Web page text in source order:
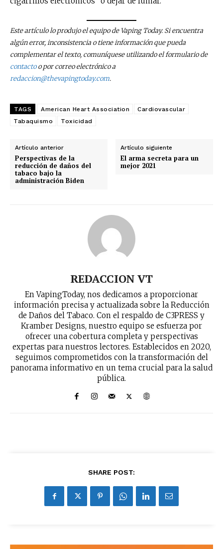
No te pierdas de las
Suscríbete a nuestro boletín diario y
Este artículo lo produjo el equipo de Vaping Today. Si encuentra
algún error, inconsistencia o tiene información que pueda
complementar el texto, comuníquese utilizando el formulario de
contactoo por correo electrónico a
redaccion@thevapingtoday.com.
TAGS American Heart Association
Cardiovascular
Tabaquismo
Toxicidad
Artículo anterior
Perspectivas de la
reducción de daños del
tabaco bajo la
administración Biden
Artículo siguiente
El arma secreta para un
mejor 2021
REDACCION VT
En VapingToday, nos dedicamos a proporcionar
información precisa y actualizada sobre la Reducción
de Daños del Tabaco. Con el respaldo de C3PRESS y
Kramber Designs, nuestro equipo se esfuerza por
ofrecer una cobertura completa y perspectivas
expertas para nuestros lectores. Establecidos en 2020,
seguimos comprometidos con la transformación del
panorama informativo en un tema crucial para la salud
pública.
SHARE POST: